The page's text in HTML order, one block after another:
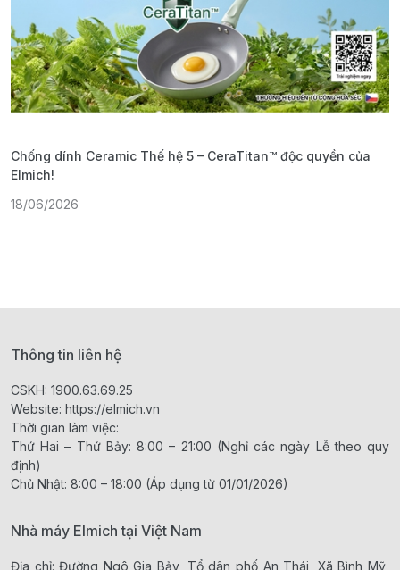
Chống dính Ceramic Thế hệ 5 – CeraTitan™ độc quyền của
Elmich!
18/06/2026
Thông tin liên hệ
CSKH: 1900.63.69.25
Website: https://elmich.vn
Thời gian làm việc:
Thứ Hai – Thứ Bảy: 8:00 – 21:00 (Nghỉ các ngày Lễ theo quy
định)
Chủ Nhật: 8:00 – 18:00 (Áp dụng từ 01/01/2026)
Nhà máy Elmich tại Việt Nam
Địa chỉ: Đường Ngô Gia Bảy, Tổ dân phố An Thái, Xã Bình Mỹ,